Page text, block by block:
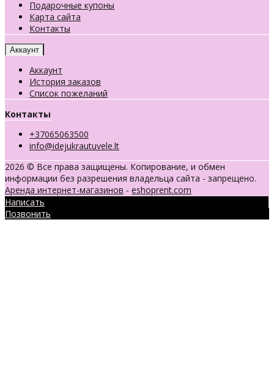
Подарочные купоны
Карта сайта
Контакты
Аккаунт
Аккаунт
История заказов
Список пожеланий
Контакты
+37065063500
info@idejukrautuvele.lt
2026 © Все права защищены. Копирование, и обмен
информации без разрешения владельца сайта - запрещено.
Аренда интернет-магазинов - eshoprent.com
Написать
Позвонить